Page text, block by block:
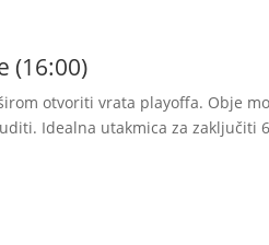
(16:00)
otvoriti vrata playoffa. Obje
Idealna utakmica za zaključiti